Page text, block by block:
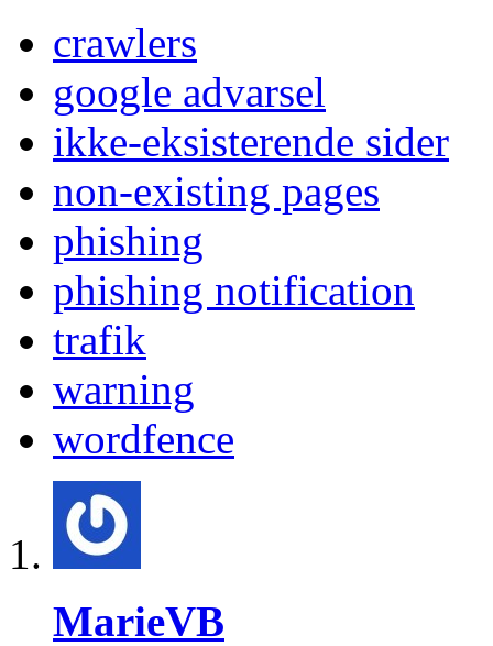
crawlers
google advarsel
ikke-eksisterende sider
non-existing pages
phishing
phishing notification
trafik
warning
wordfence
MarieVB